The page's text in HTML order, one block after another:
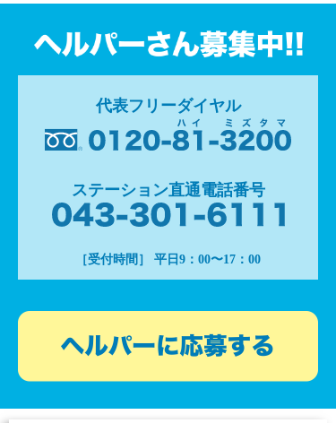
代表フリーダイヤル
ステーション直通電話番号
［受付時間］ 平日9：00〜17：00